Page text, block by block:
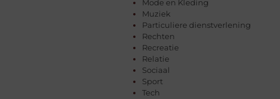
Mode en Kleding
Muziek
Particuliere dienstverlening
Rechten
Recreatie
Relatie
Sociaal
Sport
Tech